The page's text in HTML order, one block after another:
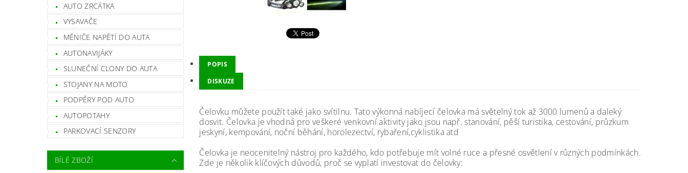
AUTO ZRCÁTKA
VYSAVAČE
MĚNIČE NAPĚTÍ DO AUTA
AUTONAVIJÁKY
SLUNEČNÍ CLONY DO AUTA
STOJANY NA MOTO
PODPĚRY POD AUTO
AUTOPOTAHY
PARKOVACÍ SENZORY
BÍLÉ ZBOŽÍ
POPIS
DISKUZE
Čelovku můžete použít také jako svítilnu. Tato výkonná nabíjecí čelovka má světelný tok až 3000 lumenů a daleký
dosvit. Čelovka je vhodná pro veškeré venkovní aktivity jako jsou např. stanování, pěší turistika, cestování, průzkum
jeskyní, kempování, noční běhání, horolezectví, rybaření,cyklistika atd
Čelovka je neocenitelný nástroj pro každého, kdo potřebuje mít volné ruce a přesné osvětlení v různých podmínkách.
Zde je několik klíčových důvodů, proč se vyplatí investovat do čelovky: